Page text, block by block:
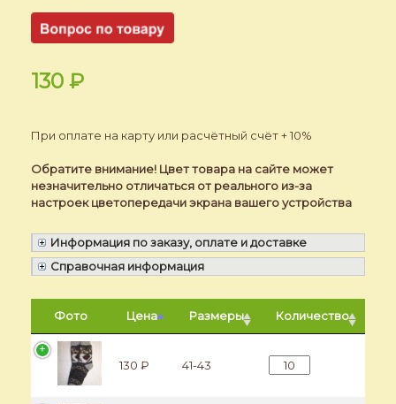
130 ₽
При оплате на карту или расчётный счёт + 10%
Обратите внимание! Цвет товара на сайте может
незначительно отличаться от реального из-за
настроек цветопередачи экрана вашего устройства
Информация по заказу, оплате и доставке
Справочная информация
Фото Цена Размеры Количество
130 ₽ 41-43 Количество